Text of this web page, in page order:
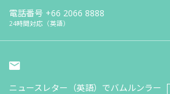
電話番号 +66 2066 8888
24時間対応（英語）
ニュースレター（英語）でバムルンラー